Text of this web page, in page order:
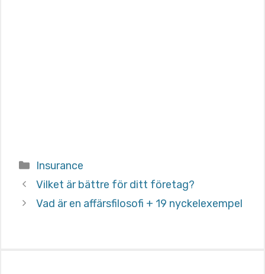
Categories
Insurance
Vilket är bättre för ditt företag?
Vad är en affärsfilosofi + 19 nyckelexempel